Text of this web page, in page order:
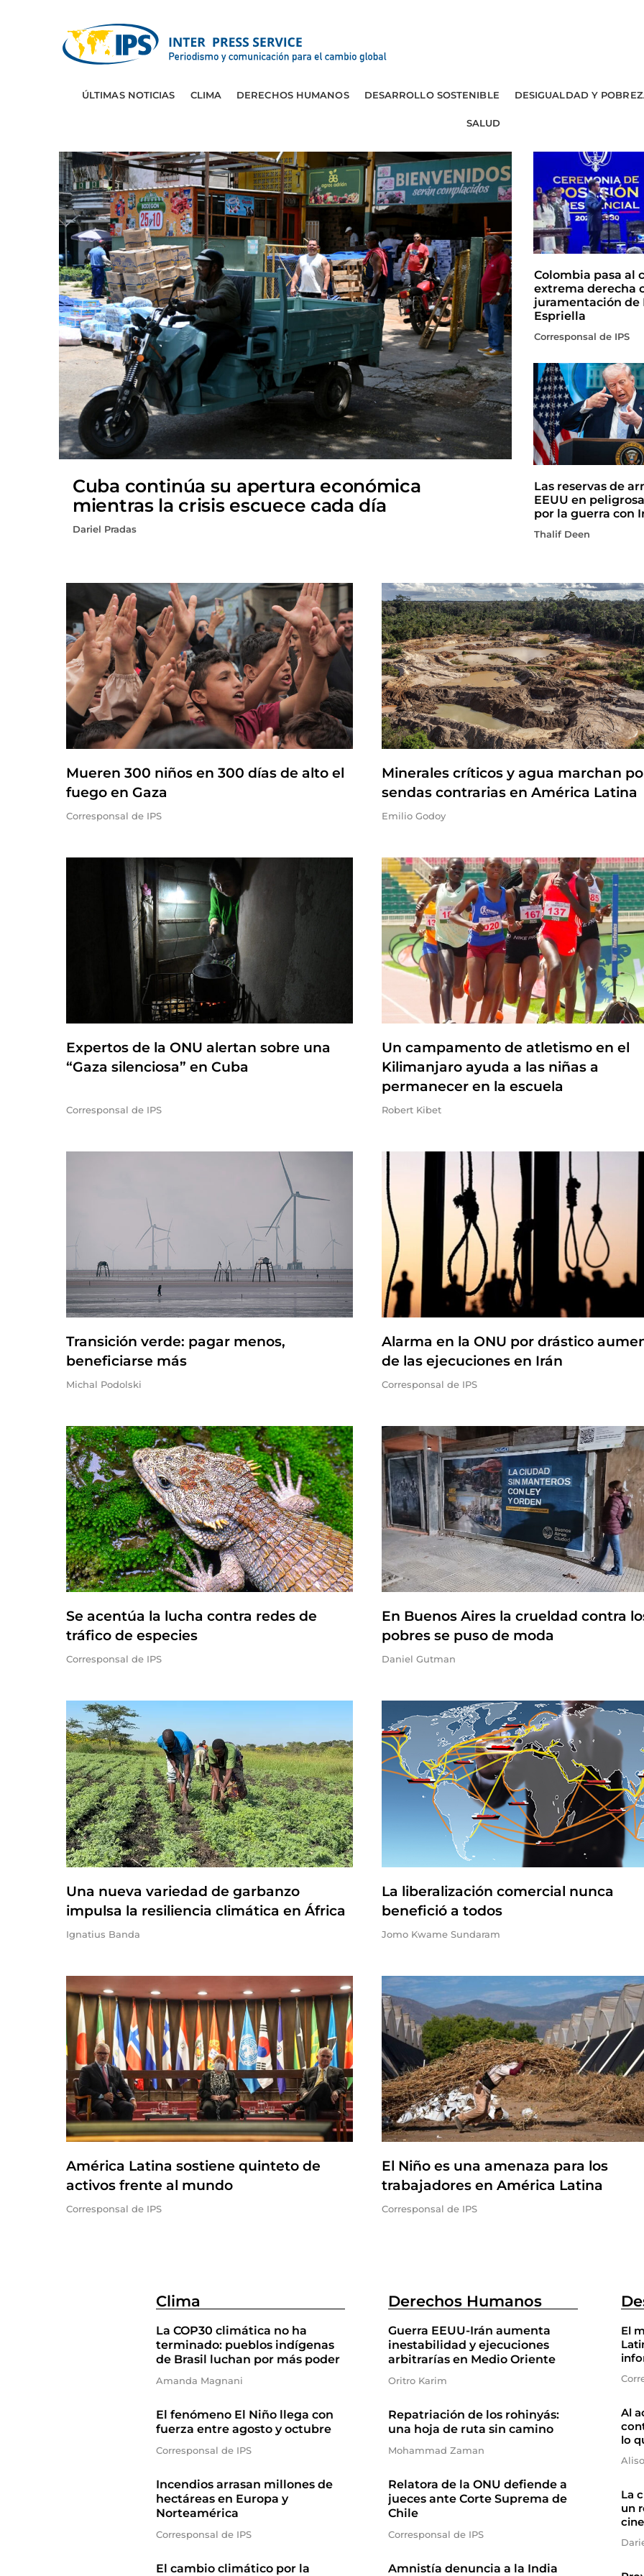
ÚLTIMAS NOTICIAS CLIMA DERECHOS HUMANOS DESARROLLO SOSTENIBLE DESIGUALDAD Y
SALUD
Cuba continúa su apertura económica
mientras la crisis escuece cada día
Dariel Pradas
Colombia pasa al
extrema derecha
juramentación de
Espriella
Corresponsal de IPS
Las reservas de
EEUU en
por la guerra con
Thalif Deen
Mueren 300 niños en 300 días de alto el
fuego en Gaza
Corresponsal de IPS
Minerales críticos y agua marchan
sendas contrarias en América Latina
Emilio Godoy
Expertos de la ONU alertan sobre una
“Gaza silenciosa” en Cuba
Corresponsal de IPS
Un campamento de atletismo en el
Kilimanjaro ayuda a las niñas a
permanecer en la escuela
Robert Kibet
Transición verde: pagar menos,
beneficiarse más
Michal Podolski
Alarma en la ONU por drástico
de las ejecuciones en Irán
Corresponsal de IPS
Se acentúa la lucha contra redes de
tráfico de especies
Corresponsal de IPS
En Buenos Aires la crueldad contra
pobres se puso de moda
Daniel Gutman
Una nueva variedad de garbanzo
impulsa la resiliencia climática en África
Ignatius Banda
La liberalización comercial nunca
benefició a todos
Jomo Kwame Sundaram
América Latina sostiene quinteto de
activos frente al mundo
Corresponsal de IPS
El Niño es una amenaza para los
trabajadores en América Latina
Corresponsal de IPS
Clima
La COP30 climática no ha
terminado: pueblos indígenas
de Brasil luchan por más poder
Amanda Magnani
El fenómeno El Niño llega con
fuerza entre agosto y octubre
Corresponsal de IPS
Incendios arrasan millones de
hectáreas en Europa y
Norteamérica
Corresponsal de IPS
El cambio climático por la
Derechos Humanos
Guerra EEUU-Irán aumenta
inestabilidad y ejecuciones
arbitrarías en Medio Oriente
Oritro Karim
Repatriación de los rohinyás:
una hoja de ruta sin camino
Mohammad Zaman
Relatora de la ONU defiende a
jueces ante Corte Suprema de
Chile
Corresponsal de IPS
Amnistía denuncia a la India
El
Al
lo
La
un
cine